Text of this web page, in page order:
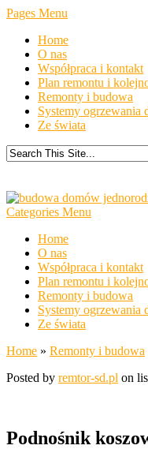
Pages Menu
Home
O nas
Współpraca i kontakt
Plan remontu i
Remonty i budowa
Systemy ogrzewania
Ze świata
Categories Menu
Home
O nas
Współpraca i kontakt
Plan remontu i
Remonty i budowa
Systemy ogrzewania
Ze świata
Home » Remonty i budowa
Posted by remtor-sd.pl on
Podnośnik